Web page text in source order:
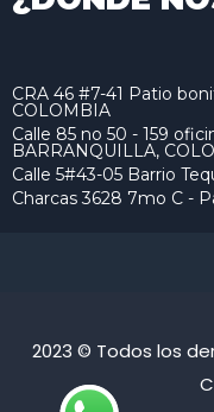
CRA 46 #7-41 Patio
COLOMBIA
Calle 85 no 50 - 159
BARRANQUILLA,
Calle 5#43-05 Barrio
Charcas 3628 7mo C -
2023 © Todos los